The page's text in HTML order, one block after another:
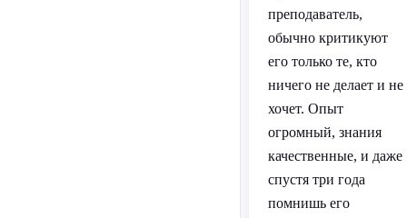
преподаватель,
обычно критикуют
его только те, кто
ничего не делает и не
хочет. Опыт
огромный, знания
качественные, и даже
спустя три года
помнишь его